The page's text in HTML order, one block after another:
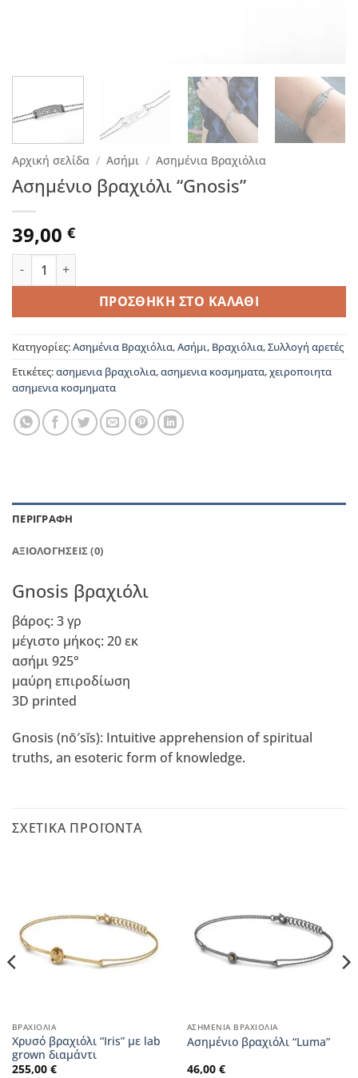
Αρχική σελίδα / Ασήμι / Ασημένια Βραχιόλια
Ασημένιο βραχιόλι “Gnosis”
39,00 €
Ασημένιο βραχιόλι "Gnosis" ποσότητα
ΠΡΟΣΘΉΚΗ ΣΤΟ ΚΑΛΆΘΙ
Κατηγορίες:Ασημένια Βραχιόλια,Ασήμι, Βραχιόλια,Συλλογή αρετές
Ετικέτες:ασημενια βραχιολια,ασημενια κοσμηματα,χειροποιητα
ασημενια κοσμηματα
ΠΕΡΙΓΡΑΦΉ
ΑΞΙΟΛΟΓΉΣΕΙΣ (0)
Gnosis βραχιόλι
βάρος: 3 γρ
μέγιστο μήκος: 20 εκ
ασήμι 925°
μαύρη επιροδίωση
3D printed
Gnosis (nō′sĭs): Intuitive apprehension of spiritual
truths, an esoteric form of knowledge.
ΣΧΕΤΙΚΆ ΠΡΟΪΌΝΤΑ
ΒΡΑΧΙΌΛΙΑ
Χρυσό βραχιόλι “Iris” με lab
grown διαμάντι
255,00 €
ΑΣΗΜΈΝΙΑ ΒΡΑΧΙΌΛΙΑ
Aσημένιο βραχιόλι “Luma”
46,00 €